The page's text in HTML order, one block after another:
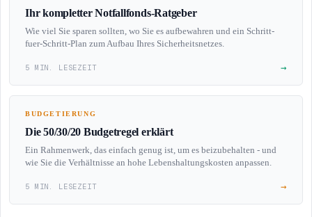
Ihr kompletter Notfallfonds-Ratgeber
Wie viel Sie sparen sollten, wo Sie es aufbewahren und ein Schritt-
fuer-Schritt-Plan zum Aufbau Ihres Sicherheitsnetzes.
5 MIN. LESEZEIT →
BUDGETIERUNG
Die 50/30/20 Budgetregel erklärt
Ein Rahmenwerk, das einfach genug ist, um es beizubehalten - und
wie Sie die Verhältnisse an hohe Lebenshaltungskosten anpassen.
5 MIN. LESEZEIT →